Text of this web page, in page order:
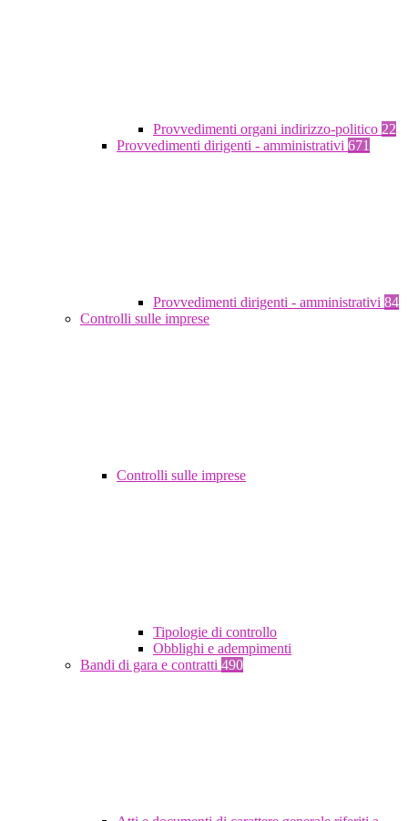
Provvedimenti organi indirizzo-politico 22
Provvedimenti dirigenti - amministrativi 671
Provvedimenti dirigenti - amministrativi 84
Controlli sulle imprese
Controlli sulle imprese
Tipologie di controllo
Obblighi e adempimenti
Bandi di gara e contratti 490